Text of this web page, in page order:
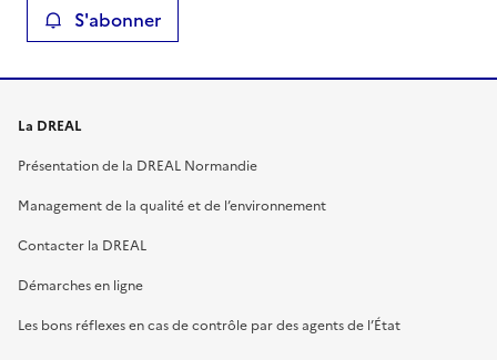
S'abonner
La DREAL
Présentation de la DREAL Normandie
Management de la qualité et de l’environnement
Contacter la DREAL
Démarches en ligne
Les bons réflexes en cas de contrôle par des agents de l’État